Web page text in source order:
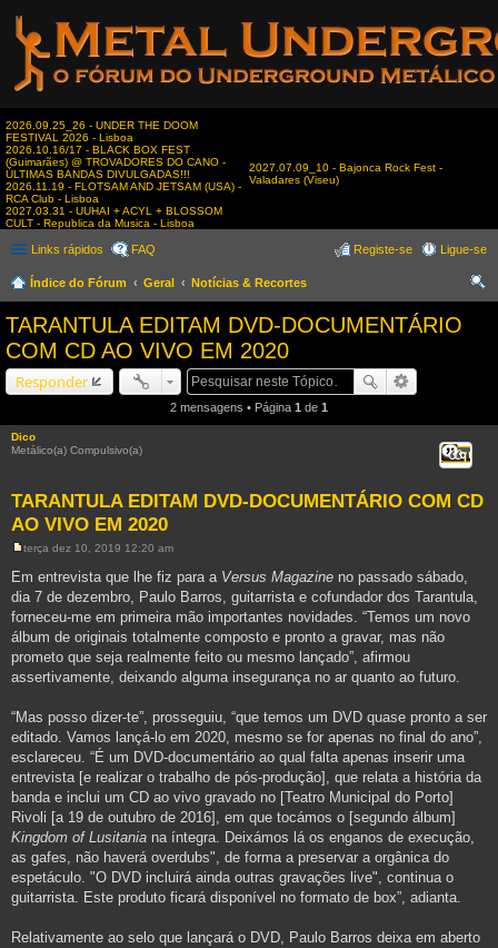
2026.09.25_26 - UNDER THE DOOM
FESTIVAL 2026 - Lisboa
2026.10.16/17 - BLACK BOX FEST
(Guimarães) @ TROVADORES DO CANO -
ÚLTIMAS BANDAS DIVULGADAS!!!
2026.11.19 - FLOTSAM AND JETSAM (USA) -
RCA Club - Lisboa
2027.03.31 - UUHAI + ACYL + BLOSSOM
CULT - Republica da Musica - Lisboa
2027.07.09_10 - Bajonca Rock Fest -
Valadares (Viseu)
Links rápidos FAQ Ligue-se
Registe-se
Índice do Fórum Geral
Notícias & Recortes
TARANTULA EDITAM DVD-DOCUMENTÁRIO
COM CD AO VIVO EM 2020
Responder
2 mensagens • Página 1 de 1
Dico
Metálico(a) Compulsivo(a)
TARANTULA EDITAM DVD-DOCUMENTÁRIO COM CD
AO VIVO EM 2020
Citar
n
s
g
e
terça dez 10, 2019 12:20 am
Em entrevista que lhe fiz para a Versus Magazine no passado sábado,
dia 7 de dezembro, Paulo Barros, guitarrista e cofundador dos Tarantula,
forneceu-me em primeira mão importantes novidades. “Temos um novo
álbum de originais totalmente composto e pronto a gravar, mas não
prometo que seja realmente feito ou mesmo lançado”, afirmou
assertivamente, deixando alguma insegurança no ar quanto ao futuro.
“Mas posso dizer-te”, prosseguiu, “que temos um DVD quase pronto a ser
editado. Vamos lançá-lo em 2020, mesmo se for apenas no final do ano”,
esclareceu. “É um DVD-documentário ao qual falta apenas inserir uma
entrevista [e realizar o trabalho de pós-produção], que relata a história da
banda e inclui um CD ao vivo gravado no [Teatro Municipal do Porto]
Rivoli [a 19 de outubro de 2016], em que tocámos o [segundo álbum]
Kingdom of Lusitania na íntegra. Deixámos lá os enganos de execução,
as gafes, não haverá overdubs", de forma a preservar a orgânica do
espetáculo. "O DVD incluirá ainda outras gravações live", continua o
guitarrista. Este produto ficará disponível no formato de box”, adianta.
Relativamente ao selo que lançará o DVD, Paulo Barros deixa em aberto